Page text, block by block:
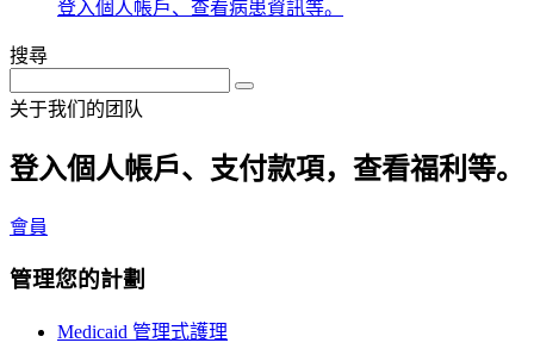
登入個人帳戶、查看病患資訊等。
搜尋
关于我们的团队
登入個人帳戶、支付款項，查看福利等。
會員
管理您的計劃
Medicaid 管理式護理